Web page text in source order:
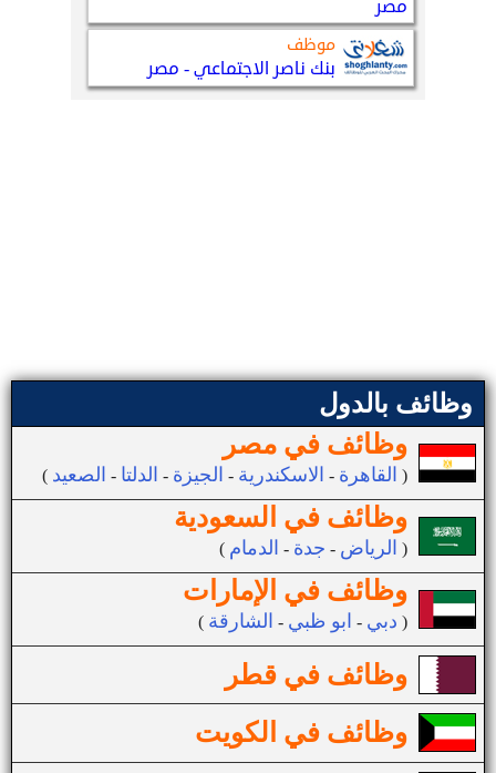
وظائف بالدول
وظائف في مصر
( القاهرة - الاسكندرية - الجيزة - الدلتا - الصعيد )
وظائف في السعودية
( الرياض - جدة - الدمام )
وظائف في الإمارات
( دبي - ابو ظبي - الشارقة )
وظائف في قطر
وظائف في الكويت